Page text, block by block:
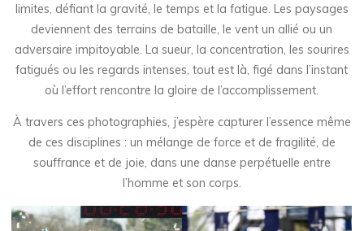
limites, défiant la gravité, le temps et la fatigue. Les paysages
deviennent des terrains de bataille, le vent un allié ou un
adversaire impitoyable. La sueur, la concentration, les sourires
fatigués ou les regards intenses, tout est là, figé dans l’instant
où l’effort rencontre la gloire de l’accomplissement.
À travers ces photographies, j’espère capturer l’essence même
de ces disciplines : un mélange de force et de fragilité, de
souffrance et de joie, dans une danse perpétuelle entre
l’homme et son corps.